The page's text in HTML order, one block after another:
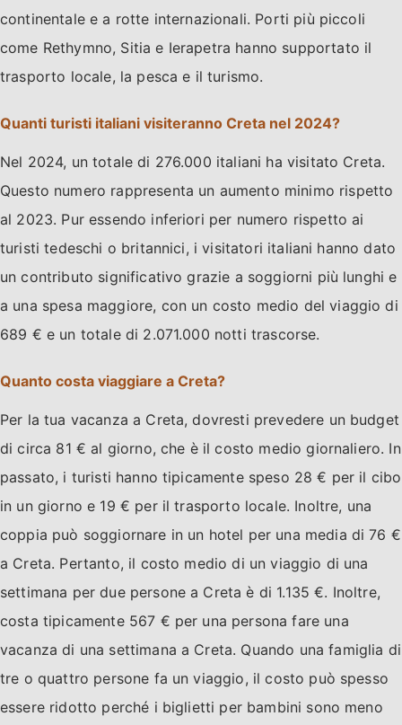
continentale e a rotte internazionali. Porti più piccoli
come Rethymno, Sitia e Ierapetra hanno supportato il
trasporto locale, la pesca e il turismo.
Quanti turisti italiani visiteranno Creta nel 2024?
Nel 2024, un totale di 276.000 italiani ha visitato Creta.
Questo numero rappresenta un aumento minimo rispetto
al 2023. Pur essendo inferiori per numero rispetto ai
turisti tedeschi o britannici, i visitatori italiani hanno dato
un contributo significativo grazie a soggiorni più lunghi e
a una spesa maggiore, con un costo medio del viaggio di
689 € e un totale di 2.071.000 notti trascorse.
Quanto costa viaggiare a Creta?
Per la tua vacanza a Creta, dovresti prevedere un budget
di circa 81 € al giorno, che è il costo medio giornaliero. In
passato, i turisti hanno tipicamente speso 28 € per il cibo
in un giorno e 19 € per il trasporto locale. Inoltre, una
coppia può soggiornare in un hotel per una media di 76 €
a Creta. Pertanto, il costo medio di un viaggio di una
settimana per due persone a Creta è di 1.135 €. Inoltre,
costa tipicamente 567 € per una persona fare una
vacanza di una settimana a Creta. Quando una famiglia di
tre o quattro persone fa un viaggio, il costo può spesso
essere ridotto perché i biglietti per bambini sono meno